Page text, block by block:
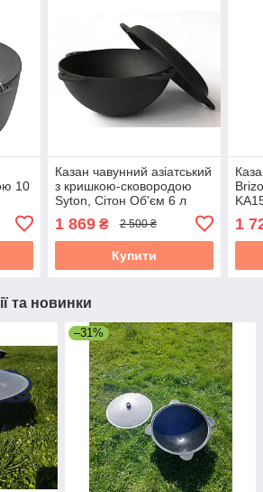
10
Казан чавунний азіатський
з кришкою-сковородою
Syton, Сітон Об'єм 6 л
1 869₴ 2 500 ₴
Купити
1
та новинки
–31%